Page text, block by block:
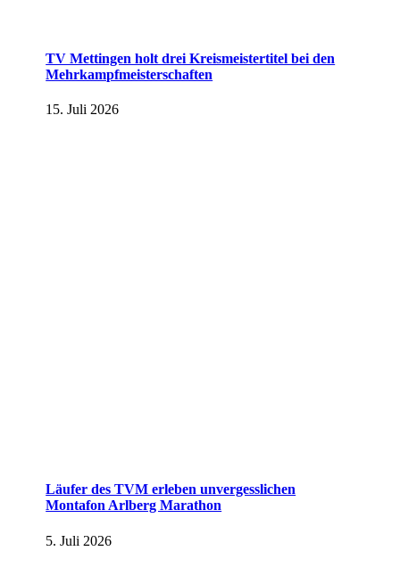
TV Mettingen holt drei Kreismeistertitel bei den
Mehrkampfmeisterschaften
15. Juli 2026
Läufer des TVM erleben unvergesslichen
Montafon Arlberg Marathon
5. Juli 2026